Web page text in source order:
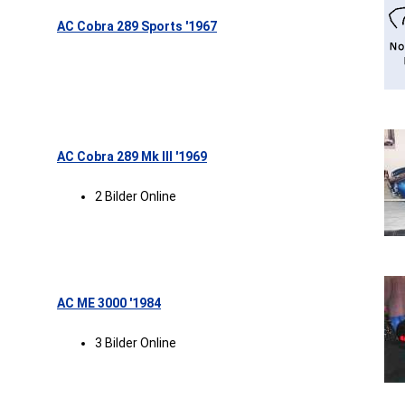
AC Cobra 289 Sports '1967
AC Cobra 289 Mk III '1969
2 Bilder Online
AC ME 3000 '1984
3 Bilder Online